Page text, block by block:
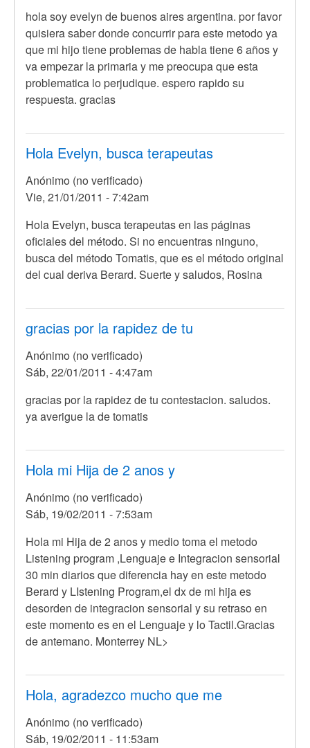
verificado)
hola soy evelyn de buenos aires argentina. por favor
quisiera saber donde concurrir para este metodo ya
que mi hijo tiene problemas de habla tiene 6 años y
va empezar la primaria y me preocupa que esta
problematica lo perjudique. espero rapido su
respuesta. gracias
Hola Evelyn, busca terapeutas
Anónimo (no verificado)
Vie, 21/01/2011 - 7:42am
En
respuesta
a
hola
evelyn
de
buenos
por
Anónimo
verificado)
Hola Evelyn, busca terapeutas en las páginas
oficiales del método. Si no encuentras ninguno,
busca del método Tomatis, que es el método original
del cual deriva Berard. Suerte y saludos, Rosina
gracias por la rapidez de tu
Anónimo (no verificado)
Sáb, 22/01/2011 - 4:47am
En
respuesta
Hola
Evelyn,
terapeutas
por
(no
verificado)
gracias por la rapidez de tu contestacion. saludos.
ya averigue la de tomatis
Hola mi Hija de 2 anos y
Anónimo (no verificado)
Sáb, 19/02/2011 - 7:53am
Hola mi Hija de 2 anos y medio toma el metodo
Listening program ,Lenguaje e Integracion sensorial
30 min diarios que diferencia hay en este metodo
Berard y LIstening Program,el dx de mi hija es
desorden de integracion sensorial y su retraso en
este momento es en el Lenguaje y lo Tactil.Gracias
de antemano. Monterrey NL>
Hola, agradezco mucho que me
Anónimo (no verificado)
Sáb, 19/02/2011 - 11:53am